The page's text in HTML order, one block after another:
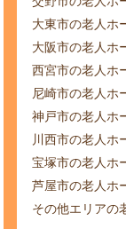
大東市の老人ホ
大阪市の老人ホ
西宮市の老人ホ
尼崎市の老人ホ
神戸市の老人ホ
川西市の老人ホ
宝塚市の老人ホ
芦屋市の老人ホ
その他エリアの